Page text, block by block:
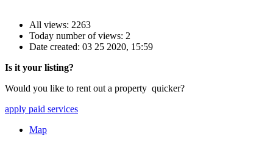
All views: 2263
Today number of views: 2
Date created: 03 25 2020, 15:59
Is it your listing?
Would you like to rent out a property quicker?
apply paid services
Map